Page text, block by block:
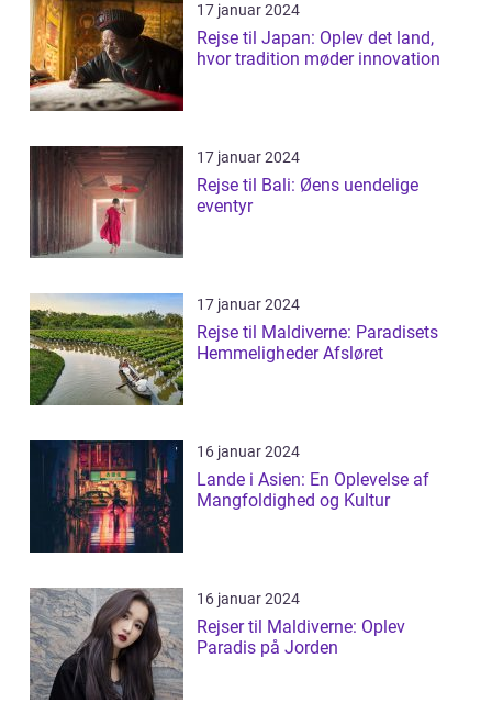
17 januar 2024
Rejse til Japan: Oplev det land,
hvor tradition møder innovation
17 januar 2024
Rejse til Bali: Øens uendelige
eventyr
17 januar 2024
Rejse til Maldiverne: Paradisets
Hemmeligheder Afsløret
16 januar 2024
Lande i Asien: En Oplevelse af
Mangfoldighed og Kultur
16 januar 2024
Rejser til Maldiverne: Oplev
Paradis på Jorden